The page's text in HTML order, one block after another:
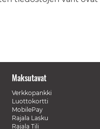
Maksutavat
Verkkopankki
Luottokortti
MobilePay
Rajala Lasku
Rajala Tili